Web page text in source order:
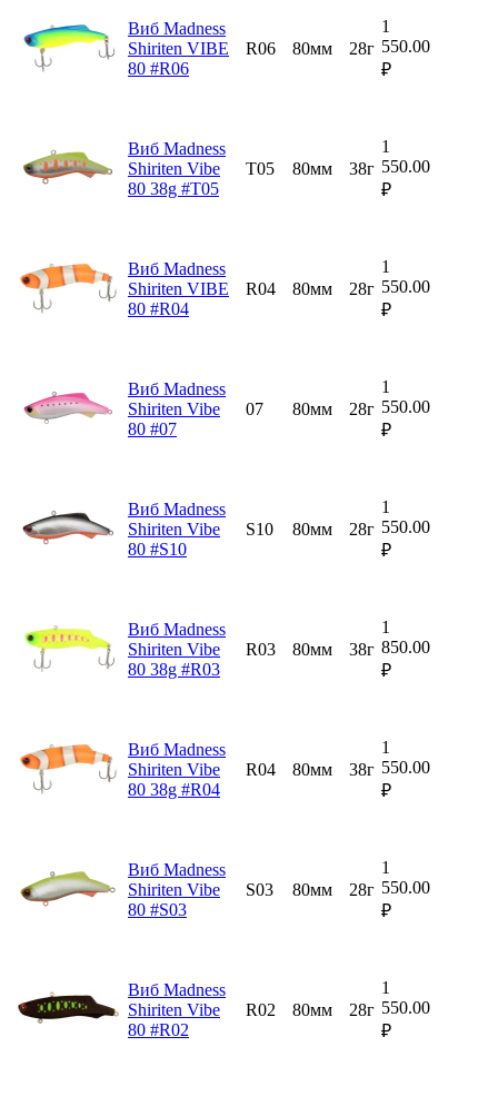
Виб Madness
Shiriten VIBE
80 #R06
R06 80мм 28г
1
550.00
₽
Виб Madness
Shiriten Vibe
80 38g #T05
T05 80мм 38г
1
550.00
₽
Виб Madness
Shiriten VIBE
80 #R04
R04 80мм 28г
1
550.00
₽
Виб Madness
Shiriten Vibe
80 #07
07 80мм 28г
1
550.00
₽
Виб Madness
Shiriten Vibe
80 #S10
S10 80мм 28г
1
550.00
₽
Виб Madness
Shiriten Vibe
80 38g #R03
R03 80мм 38г
1
850.00
₽
Виб Madness
Shiriten Vibe
80 38g #R04
R04 80мм 38г
1
550.00
₽
Виб Madness
Shiriten Vibe
80 #S03
S03 80мм 28г
1
550.00
₽
Виб Madness
Shiriten Vibe
80 #R02
R02 80мм 28г
1
550.00
₽